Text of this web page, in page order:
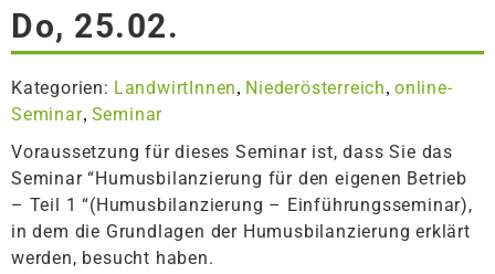
Do, 25.02.
Kategorien: LandwirtInnen, Niederösterreich,online-
Seminar, Seminar
Voraussetzung für dieses Seminar ist, dass Sie das
Seminar “Humusbilanzierung für den eigenen Betrieb
– Teil 1 “(Humusbilanzierung – Einführungsseminar),
in dem die Grundlagen der Humusbilanzierung erklärt
werden, besucht haben.